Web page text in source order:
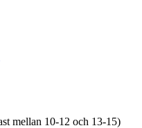
mellan 10-12 och 13-15)